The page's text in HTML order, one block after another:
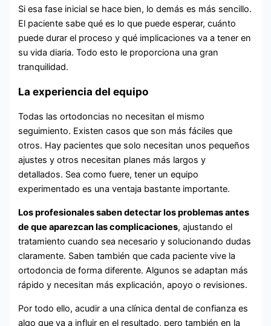
Si esa fase inicial se hace bien, lo demás es más sencillo.
El paciente sabe qué es lo que puede esperar, cuánto
puede durar el proceso y qué implicaciones va a tener en
su vida diaria. Todo esto le proporciona una gran
tranquilidad.
La experiencia del equipo
Todas las ortodoncias no necesitan el mismo
seguimiento. Existen casos que son más fáciles que
otros. Hay pacientes que solo necesitan unos pequeños
ajustes y otros necesitan planes más largos y
detallados. Sea como fuere, tener un equipo
experimentado es una ventaja bastante importante.
Los profesionales saben detectar los problemas antes
de que aparezcan las complicaciones, ajustando el
tratamiento cuando sea necesario y solucionando dudas
claramente. Saben también que cada paciente vive la
ortodoncia de forma diferente. Algunos se adaptan más
rápido y necesitan más explicación, apoyo o revisiones.
Por todo ello, acudir a una clínica dental de confianza es
algo que va a influir en el resultado, pero también en la